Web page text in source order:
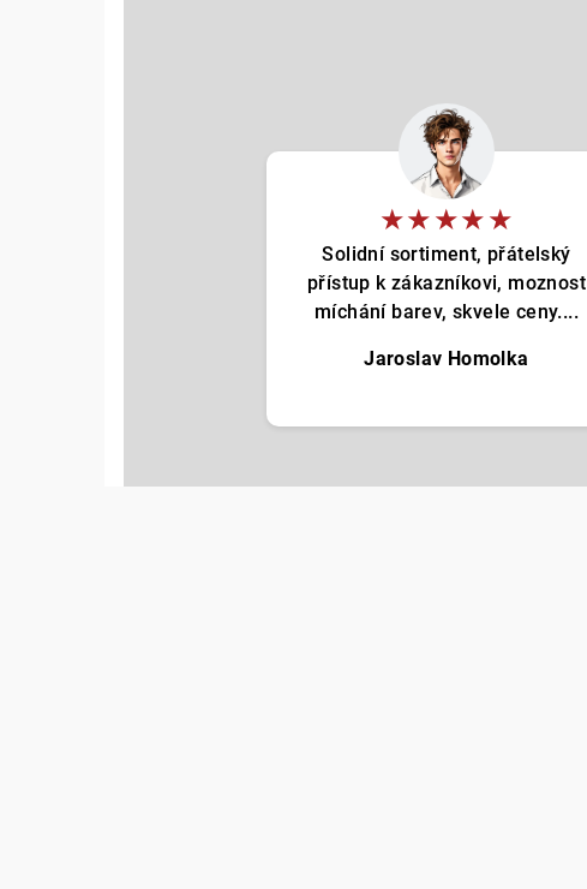
★★★★★
Solidní sortiment, přátelský
přístup k zákazníkovi, moznost
míchání barev, skvele ceny....
Jaroslav Homolka